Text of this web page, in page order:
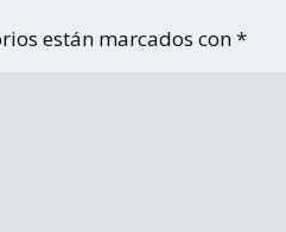
están marcados con*